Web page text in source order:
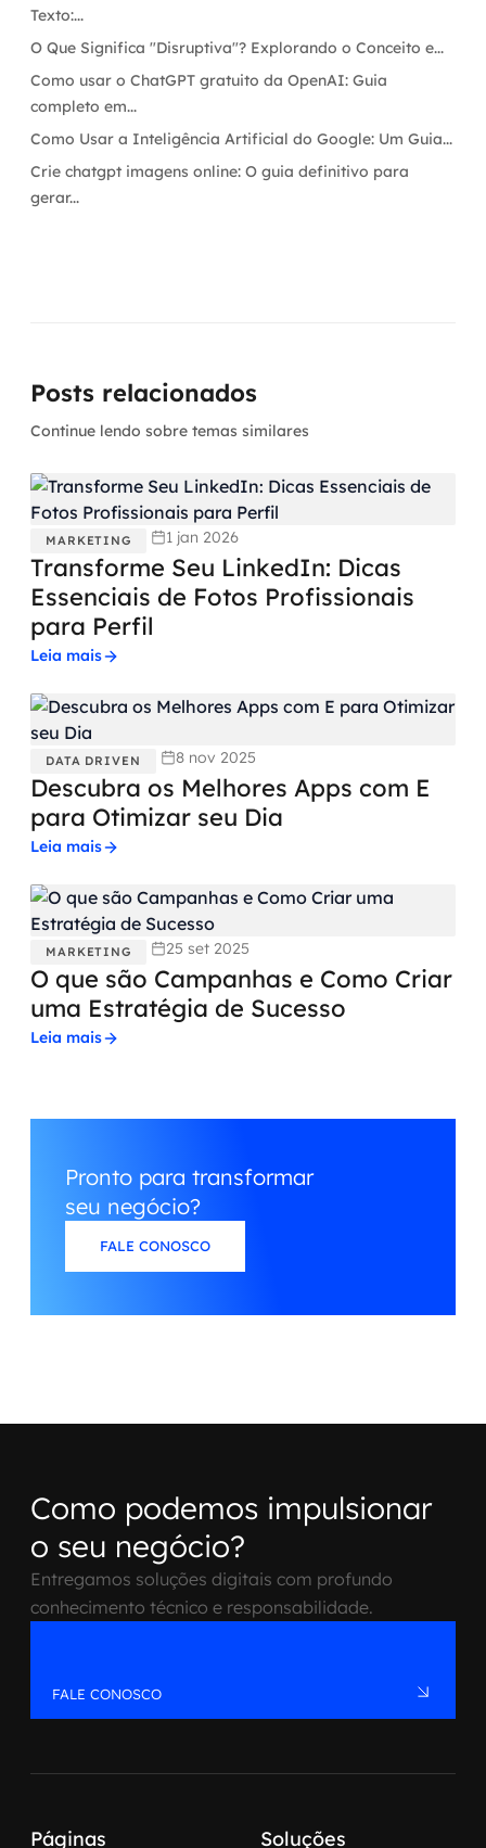
Texto:...
O Que Significa "Disruptiva"? Explorando o Conceito e...
Como usar o ChatGPT gratuito da OpenAI: Guia
completo em...
Como Usar a Inteligência Artificial do Google: Um Guia...
Crie chatgpt imagens online: O guia definitivo para
gerar...
Posts relacionados
Continue lendo sobre temas similares
MARKETING 1 jan 2026
Transforme Seu LinkedIn: Dicas
Essenciais de Fotos Profissionais
para Perfil
Leia mais
DATA DRIVEN 8 nov 2025
Descubra os Melhores Apps com E
para Otimizar seu Dia
Leia mais
MARKETING 25 set 2025
O que são Campanhas e Como Criar
uma Estratégia de Sucesso
Leia mais
Pronto para transformar
seu negócio?
FALE CONOSCO
Como podemos impulsionar
o seu negócio?
Entregamos soluções digitais com profundo
conhecimento técnico e responsabilidade.
FALE CONOSCO
Páginas Soluções